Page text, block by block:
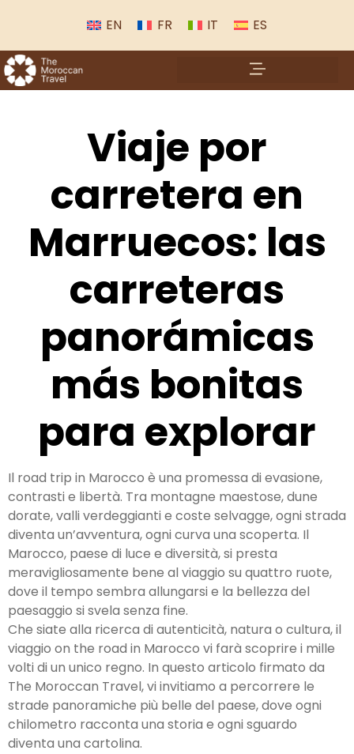
EN FR IT ES
Viaje por
carretera en
Marruecos: las
carreteras
panorámicas
más bonitas
para explorar
Il road trip in Marocco è una promessa di evasione,
contrasti e libertà. Tra montagne maestose, dune
dorate, valli verdeggianti e coste selvagge, ogni strada
diventa un’avventura, ogni curva una scoperta. Il
Marocco, paese di luce e diversità, si presta
meravigliosamente bene al viaggio su quattro ruote,
dove il tempo sembra allungarsi e la bellezza del
paesaggio si svela senza fine.
Che siate alla ricerca di autenticità, natura o cultura, il
viaggio on the road in Marocco vi farà scoprire i mille
volti di un unico regno. In questo articolo firmato da
The Moroccan Travel, vi invitiamo a percorrere le
strade panoramiche più belle del paese, dove ogni
chilometro racconta una storia e ogni sguardo
diventa una cartolina.